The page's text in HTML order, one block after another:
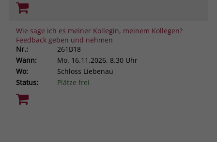
Wie sage ich es meiner Kollegin, meinem Kollegen?
Feedback geben und nehmen
Nr.:
261B18
Wann:
Mo. 16.11.2026, 8.30 Uhr
Wo:
Schloss Liebenau
Status:
Plätze frei